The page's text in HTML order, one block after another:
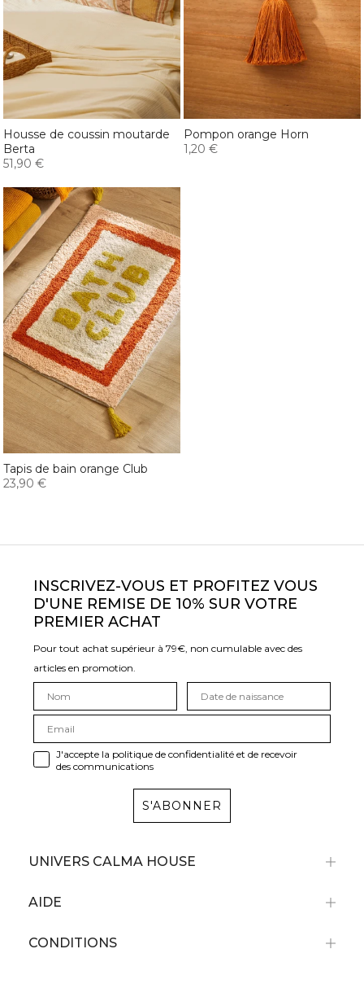
Housse de coussin moutarde
Berta
51,90 €
Pompon orange Horn
1,20 €
Tapis de bain orange Club
23,90 €
INSCRIVEZ-VOUS ET PROFITEZ VOUS
D'UNE REMISE DE 10% SUR VOTRE
PREMIER ACHAT
Pour tout achat supérieur à 79€, non cumulable avec des
articles en promotion.
J'accepte la politique de confidentialité et de recevoir
des communications
S'ABONNER
UNIVERS CALMA HOUSE
AIDE
CONDITIONS